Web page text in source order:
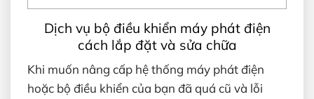
Dịch vụ bộ điều khiển máy phát điện
cách lắp đặt và sửa chữa
Khi muốn nâng cấp hệ thống máy phát điện
hoặc bộ điều khiển của bạn đã quá cũ và lỗi